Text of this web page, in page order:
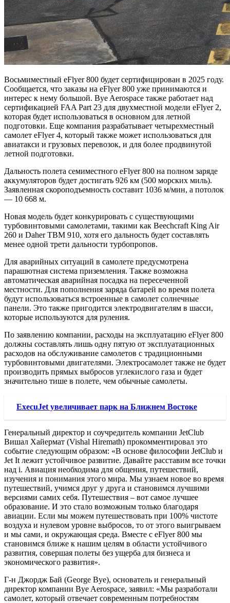
Восьмиместный eFlyer 800 будет сертифицирован в 2025 году.
Сообщается, что заказы на eFlyer 800 уже принимаются и
интерес к нему большой. Bye Aerospace также работает над
сертификацией FAA Part 23 для двухместной модели eFlyer 2,
которая будет использоваться в основном для летной
подготовки. Еще компания разрабатывает четырехместный
самолет eFlyer 4, который также может использоваться для
авиатакси и грузовых перевозок, и для более продвинутой
летной подготовки.
Дальность полета семиместного eFlyer 800 на полном заряде
аккумуляторов будет достигать 926 км (500 морских миль).
Заявленная скороподъемность составит 1036 м/мин, а потолок
— 10 668 м.
Новая модель будет конкурировать с существующими
турбовинтовыми самолетами, такими как Beechcraft King Air
260 и Daher TBM 910, хотя его дальность будет составлять
менее одной трети дальности турбопропов.
Для аварийных ситуаций в самолете предусмотрена
парашютная система приземления. Также возможна
автоматическая аварийная посадка на пересеченной
местности. Для пополнения заряда батарей во время полета
будут использоваться встроенные в самолет солнечные
панели. Это также пригодится электродвигателям в шасси,
которые используются для руления.
По заявлению компании, расходы на эксплуатацию eFlyer 800
должны составлять лишь одну пятую от эксплуатационных
расходов на обслуживание самолетов с традиционными
турбовинтовыми двигателями. Электросамолет также не будет
производить прямых выбросов углекислого газа и будет
значительно тише в полете, чем обычные самолеты.
ExecuJet увеличивает парк на Ближнем Востоке
Генеральный директор и соучредитель компании JetClub
Вишал Хайермат (Vishal Hiremath) прокомментировал это
событие следующим образом: «В основе философии JetClub и
Jet It лежит устойчивое развитие. Давайте расставим все точки
над i. Авиация необходима для общения, путешествий,
изучения и понимания этого мира. Мы узнаем новое во время
путешествий, учимся друг у друга и становимся лучшими
версиями самих себя. Путешествия – вот самое лучшее
образование. И это стало возможным только благодаря
авиации. Если мы можем путешествовать при 100% чистоте
воздуха и нулевом уровне выбросов, то от этого выигрываем
и мы сами, и окружающая среда. Вместе с eFlyer 800 мы
становимся ближе к нашим целям в области устойчивого
развития, совершая полеты без ущерба для бизнеса и
экономического развития».
Г-н Джордж Бай (George Bye), основатель и генеральный
директор компании Bye Aerospace, заявил: «Мы разработали
самолет, который отвечает современным потребностям